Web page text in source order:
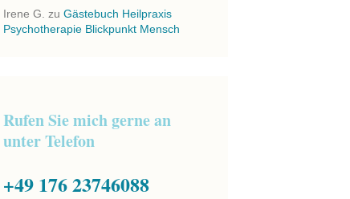
Irene G. zu Gästebuch Heilpraxis
Psychotherapie Blickpunkt Mensch
Rufen Sie mich gerne an
unter Telefon
+49 176 23746088